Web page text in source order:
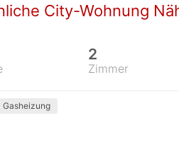
City-Wohnung
Zimmer
2
Gasheizung